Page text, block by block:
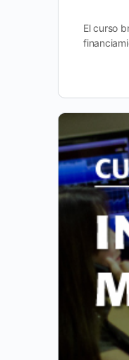
El curso